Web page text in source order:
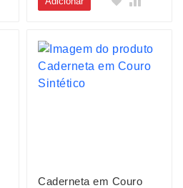
Caderneta em Couro